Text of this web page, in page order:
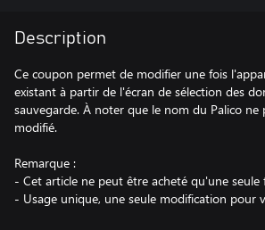
Description
Ce coupon permet de modifier une fois
existant à partir de l'écran de sélection des
sauvegarde. À noter que le nom du Palico ne
modifié.
Remarque :
- Cet article ne peut être acheté qu'une seule
- Usage unique, une seule modification pour